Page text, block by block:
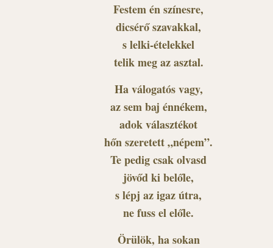
Festem én színesre,
dicsérő szavakkal,
s lelki-ételekkel
telik meg az asztal.
Ha válogatós vagy,
az sem baj énnékem,
adok választékot
hőn szeretett „népem”.
Te pedig csak olvasd
jövőd ki belőle,
s lépj az igaz útra,
ne fuss el előle.
Örülök, ha sokan